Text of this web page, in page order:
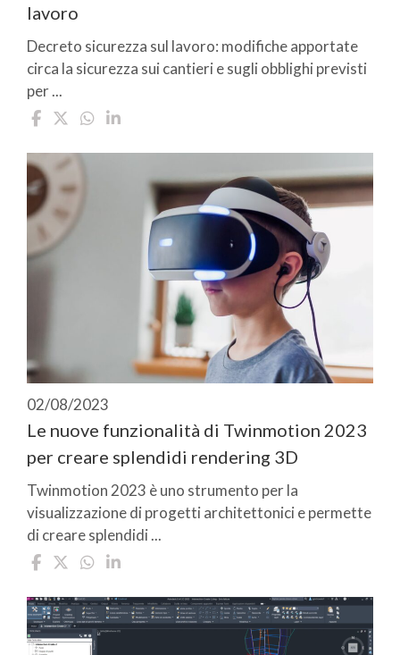
lavoro
Decreto sicurezza sul lavoro: modifiche apportate
circa la sicurezza sui cantieri e sugli obblighi previsti
per ...
02/08/2023
Le nuove funzionalità di Twinmotion 2023
per creare splendidi rendering 3D
Twinmotion 2023 è uno strumento per la
visualizzazione di progetti architettonici e permette
di creare splendidi ...